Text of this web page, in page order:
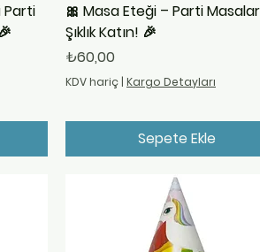
Parti
🎀 Masa Eteği – Parti
Şıklık Katın! 🎉
Fiyat
₺60,00
KDV hariç | Kargo Detayları
Sepete Ekle